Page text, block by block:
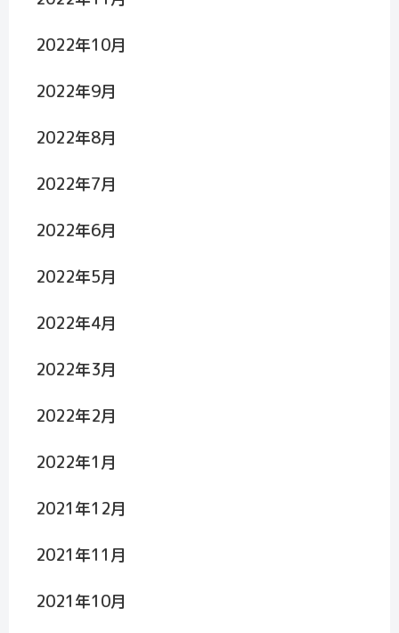
2022年10月
2022年9月
2022年8月
2022年7月
2022年6月
2022年5月
2022年4月
2022年3月
2022年2月
2022年1月
2021年12月
2021年11月
2021年10月